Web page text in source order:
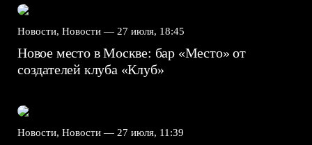
Новости, Новости — 27 июля, 18:45
Новое место в Москве: бар «Место» от
создателей клуба «Клуб»
Новости, Новости — 27 июля, 11:39